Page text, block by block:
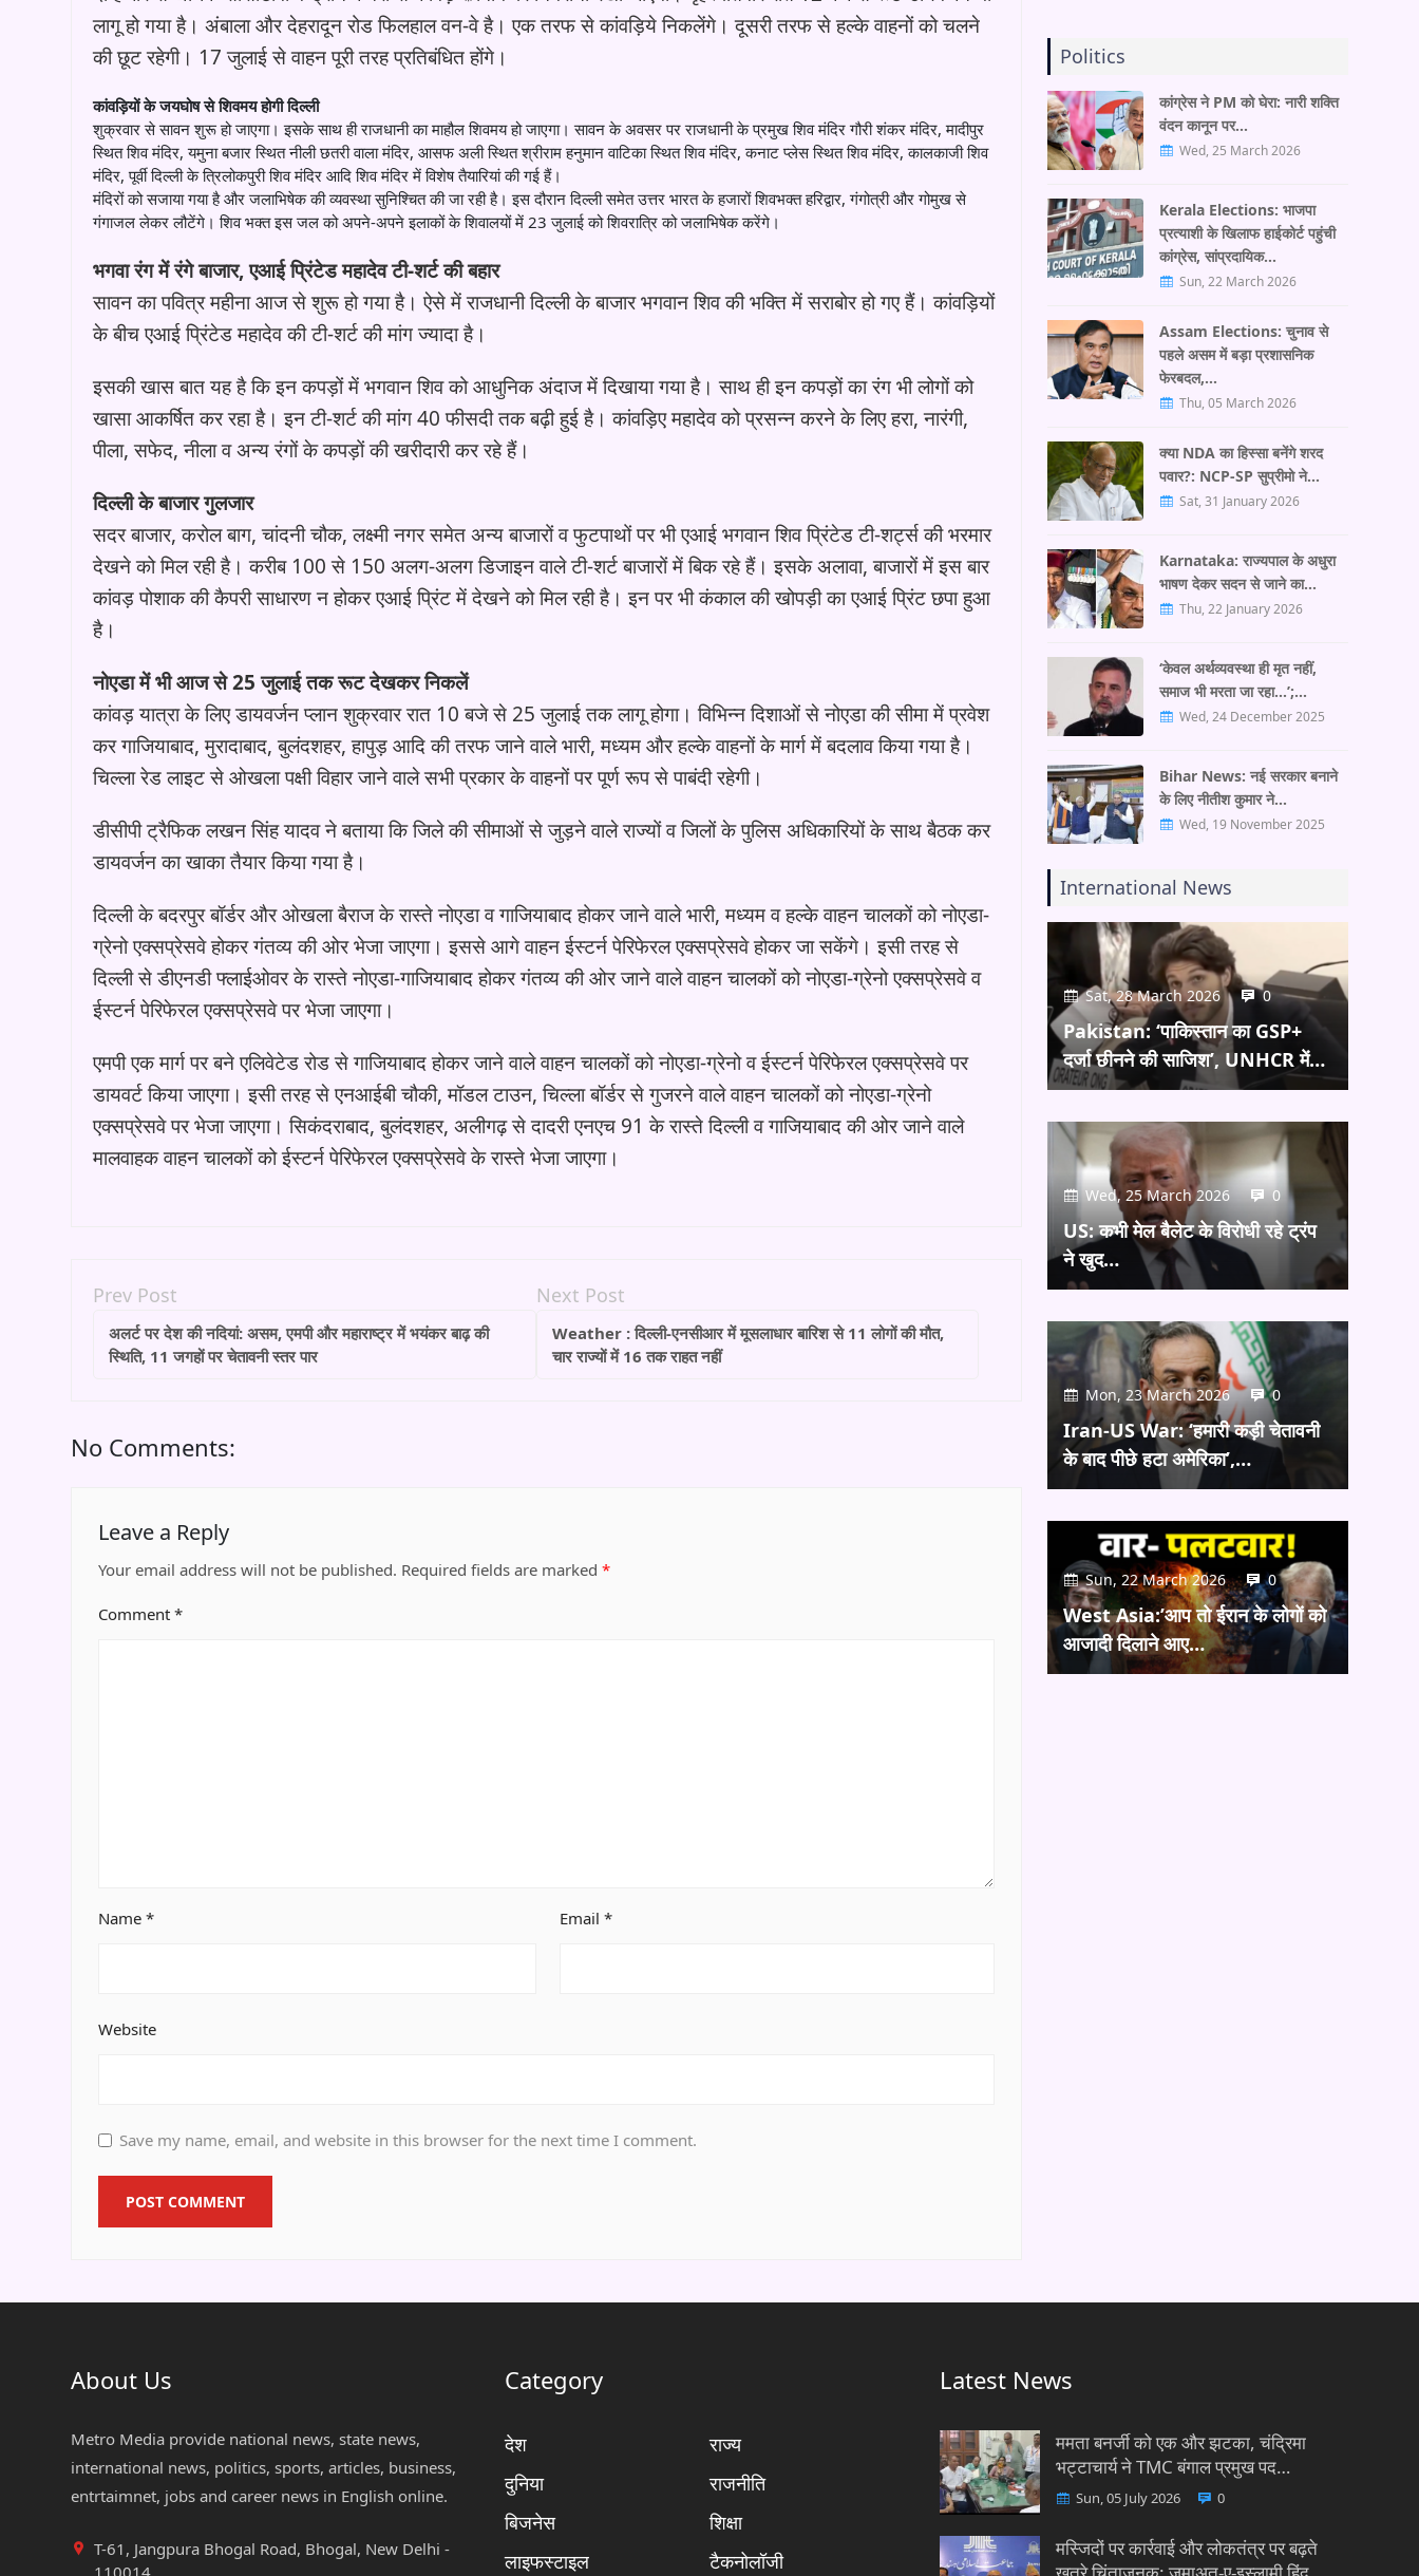
लागू हो गया है। अंबाला और देहरादून रोड फिलहाल वन-वे है। एक तरफ से कांवड़िये निकलेंगे। दूसरी तरफ से हल्के वाहनों को चलने
की छूट रहेगी। 17 जुलाई से वाहन पूरी तरह प्रतिबंधित होंगे।
कांवड़ियों के जयघोष से शिवमय होगी दिल्ली
शुक्रवार से सावन शुरू हो जाएगा। इसके साथ ही राजधानी का माहौल शिवमय हो जाएगा। सावन के अवसर पर राजधानी के प्रमुख शिव मंदिर गौरी शंकर मंदिर, मादीपुर
स्थित शिव मंदिर, यमुना बजार स्थित नीली छतरी वाला मंदिर, आसफ अली स्थित श्रीराम हनुमान वाटिका स्थित शिव मंदिर, कनाट प्लेस स्थित शिव मंदिर, कालकाजी शिव
मंदिर, पूर्वी दिल्ली के त्रिलोकपुरी शिव मंदिर आदि शिव मंदिर में विशेष तैयारियां की गई हैं।
मंदिरों को सजाया गया है और जलाभिषेक की व्यवस्था सुनिश्चित की जा रही है। इस दौरान दिल्ली समेत उत्तर भारत के हजारों शिवभक्त हरिद्वार, गंगोत्री और गोमुख से
गंगाजल लेकर लौटेंगे। शिव भक्त इस जल को अपने-अपने इलाकों के शिवालयों में 23 जुलाई को शिवरात्रि को जलाभिषेक करेंगे।
भगवा रंग में रंगे बाजार, एआई प्रिंटेड महादेव टी-शर्ट की बहार
सावन का पवित्र महीना आज से शुरू हो गया है। ऐसे में राजधानी दिल्ली के बाजार भगवान शिव की भक्ति में सराबोर हो गए हैं। कांवड़ियों
के बीच एआई प्रिंटेड महादेव की टी-शर्ट की मांग ज्यादा है।
इसकी खास बात यह है कि इन कपड़ों में भगवान शिव को आधुनिक अंदाज में दिखाया गया है। साथ ही इन कपड़ों का रंग भी लोगों को
खासा आकर्षित कर रहा है। इन टी-शर्ट की मांग 40 फीसदी तक बढ़ी हुई है। कांवड़िए महादेव को प्रसन्न करने के लिए हरा, नारंगी,
पीला, सफेद, नीला व अन्य रंगों के कपड़ों की खरीदारी कर रहे हैं।
दिल्ली के बाजार गुलजार
सदर बाजार, करोल बाग, चांदनी चौक, लक्ष्मी नगर समेत अन्य बाजारों व फुटपाथों पर भी एआई भगवान शिव प्रिंटेड टी-शर्ट्स की भरमार
देखने को मिल रही है। करीब 100 से 150 अलग-अलग डिजाइन वाले टी-शर्ट बाजारों में बिक रहे हैं। इसके अलावा, बाजारों में इस बार
कांवड़ पोशाक की कैपरी साधारण न होकर एआई प्रिंट में देखने को मिल रही है। इन पर भी कंकाल की खोपड़ी का एआई प्रिंट छपा हुआ
है।
नोएडा में भी आज से 25 जुलाई तक रूट देखकर निकलें
कांवड़ यात्रा के लिए डायवर्जन प्लान शुक्रवार रात 10 बजे से 25 जुलाई तक लागू होगा। विभिन्न दिशाओं से नोएडा की सीमा में प्रवेश
कर गाजियाबाद, मुरादाबाद, बुलंदशहर, हापुड़ आदि की तरफ जाने वाले भारी, मध्यम और हल्के वाहनों के मार्ग में बदलाव किया गया है।
चिल्ला रेड लाइट से ओखला पक्षी विहार जाने वाले सभी प्रकार के वाहनों पर पूर्ण रूप से पाबंदी रहेगी।
डीसीपी ट्रैफिक लखन सिंह यादव ने बताया कि जिले की सीमाओं से जुड़ने वाले राज्यों व जिलों के पुलिस अधिकारियों के साथ बैठक कर
डायवर्जन का खाका तैयार किया गया है।
दिल्ली के बदरपुर बॉर्डर और ओखला बैराज के रास्ते नोएडा व गाजियाबाद होकर जाने वाले भारी, मध्यम व हल्के वाहन चालकों को नोएडा-
ग्रेनो एक्सप्रेसवे होकर गंतव्य की ओर भेजा जाएगा। इससे आगे वाहन ईस्टर्न पेरिफेरल एक्सप्रेसवे होकर जा सकेंगे। इसी तरह से
दिल्ली से डीएनडी फ्लाईओवर के रास्ते नोएडा-गाजियाबाद होकर गंतव्य की ओर जाने वाले वाहन चालकों को नोएडा-ग्रेनो एक्सप्रेसवे व
ईस्टर्न पेरिफेरल एक्सप्रेसवे पर भेजा जाएगा।
एमपी एक मार्ग पर बने एलिवेटेड रोड से गाजियाबाद होकर जाने वाले वाहन चालकों को नोएडा-ग्रेनो व ईस्टर्न पेरिफेरल एक्सप्रेसवे पर
डायवर्ट किया जाएगा। इसी तरह से एनआईबी चौकी, मॉडल टाउन, चिल्ला बॉर्डर से गुजरने वाले वाहन चालकों को नोएडा-ग्रेनो
एक्सप्रेसवे पर भेजा जाएगा। सिकंदराबाद, बुलंदशहर, अलीगढ़ से दादरी एनएच 91 के रास्ते दिल्ली व गाजियाबाद की ओर जाने वाले
मालवाहक वाहन चालकों को ईस्टर्न पेरिफेरल एक्सप्रेसवे के रास्ते भेजा जाएगा।
Prev Post
अलर्ट पर देश की नदियां: असम, एमपी और महाराष्ट्र में भयंकर बाढ़ की
स्थिति, 11 जगहों पर चेतावनी स्तर पार
Next Post
Weather : दिल्ली-एनसीआर में मूसलाधार बारिश से 11 लोगों की मौत,
चार राज्यों में 16 तक राहत नहीं
No Comments:
Leave a Reply
Your email address will not be published. Required fields are marked*
Comment*
Name* Email *
Website
Save my name, email, and website in this browser for the next time I comment.
Politics
कांग्रेस ने PM को घेरा: नारी शक्ति
वंदन कानून पर…
Wed, 25 March 2026
Kerala Elections: भाजपा
प्रत्याशी के खिलाफ हाईकोर्ट पहुंची
कांग्रेस, सांप्रदायिक…
Sun, 22 March 2026
Assam Elections: चुनाव से
पहले असम में बड़ा प्रशासनिक
फेरबदल,…
Thu, 05 March 2026
क्या NDA का हिस्सा बनेंगे शरद
पवार?: NCP-SP सुप्रीमो ने…
Sat, 31 January 2026
Karnataka: राज्यपाल के अधुरा
भाषण देकर सदन से जाने का…
Thu, 22 January 2026
‘केवल अर्थव्यवस्था ही मृत नहीं,
समाज भी मरता जा रहा…’;…
Wed, 24 December 2025
Bihar News: नई सरकार बनाने
के लिए नीतीश कुमार ने…
Wed, 19 November 2025
International News
Sat, 28 March 2026 0
Pakistan: ‘पाकिस्तान का GSP+
दर्जा छीनने की साजिश’, UNHCR में…
Wed, 25 March 2026 0
US: कभी मेल बैलेट के विरोधी रहे ट्रंप
ने खुद…
Mon, 23 March 2026 0
Iran-US War: ‘हमारी कड़ी चेतावनी
के बाद पीछे हटा अमेरिका’,…
Sun, 22 March 2026 0
West Asia:’आप तो ईरान के लोगों को
आजादी दिलाने आए…
About Us
Metro Media provide national news, state news,
international news, politics, sports, articles, business,
entrtaimnet, jobs and career news in English online.
T-61, Jangpura Bhogal Road, Bhogal, New Delhi -
110014
Category
देश
राज्य
दुनिया
राजनीति
बिजनेस
शिक्षा
लाइफस्टाइल
टैकनोलॉजी
Latest News
ममता बनर्जी को एक और झटका, चंद्रिमा
भट्टाचार्य ने TMC बंगाल प्रमुख पद…
Sun, 05 July 2026 0
मस्जिदों पर कार्रवाई और लोकतंत्र पर बढ़ते